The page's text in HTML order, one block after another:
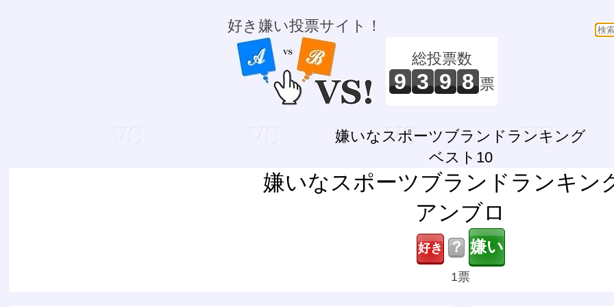
好き嫌い投票サイト！
総投票数
9 3 9 8 票
嫌いなスポーツブランドランキング
ベスト10
嫌いなスポーツブランドランキン
アンブロ
？
1票